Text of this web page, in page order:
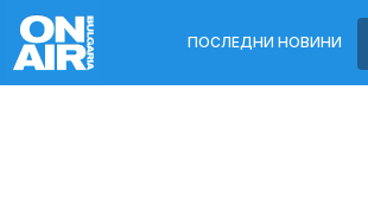
ПОСЛЕДНИ НОВИНИ